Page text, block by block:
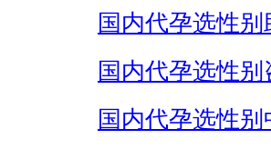
国内代孕选性别
国内代孕选性别
国内代孕选性别